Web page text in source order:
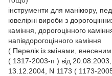
інструменти для манікюру,
ювелірні вироби з
каміння, дорогоцінного
напівдорогоцінного каміння
( Перелік із змінами,
( 1317-2003-п ) від
13.12.2004, N 1173 ( 1173-